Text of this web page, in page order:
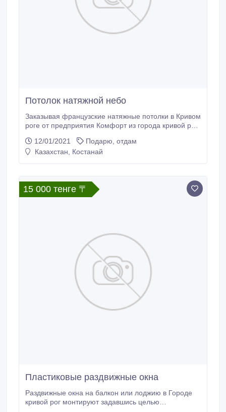
Потолок натяжной небо
Заказывая французские натяжные потолки в Кривом
роге от предприятия Комфорт из города кривой рог,
облик, изумительное соответствие цены и конечно
хорошего качества, моментальный и без пыли
то, что они дают возможность без особых усилий и
совсем дешево заслонить недостатки и
повреждения, прежних потолков.
12/01/2021
Подарю, отдам
Казахстан, Костанай
15 000 тенге 〒
Пластиковые раздвижные окна
Раздвижные окна на балкон или лоджию в Городе
кривой рог монтируют задавшись целью